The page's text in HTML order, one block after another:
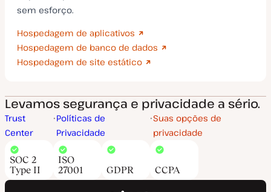
sem esforço.
Hospedagem de aplicativos
Hospedagem de banco de dados
Hospedagem de site estático
Levamos segurança e privacidade a sério.
Trust
Center
Políticas de
Privacidade
Suas opções de
privacidade
SOC 2
Type II
ISO
27001
GDPR CCPA